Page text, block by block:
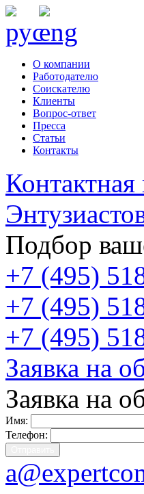
О компании
Работодателю
Соискателю
Клиенты
Вопрос-ответ
Пресса
Статьи
Контакты
Подбор
+7 (495)
+7 (495)
+7 (495)
Заявка на
Заявка на
Имя:
Телефон: